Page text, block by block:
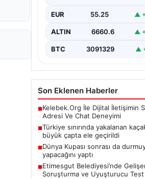
kontrollerinde, piyasa değeri
büyük…
EUR 55.25 ▲
ALTIN 6660.6 ▲
BTC 3091329 ▲
Son Eklenen Haberler
■Kelebek.Org İle Dijital İletişimin
Adresi Ve Chat Deneyimi
■Türkiye sınırında yakalanan
büyük çapta ele geçirildi
■Dünya Kupası sonrası da
yapacağını yaptı
■Etimesgut Belediyesi’nde
Soruşturma ve Uyuşturucu Test